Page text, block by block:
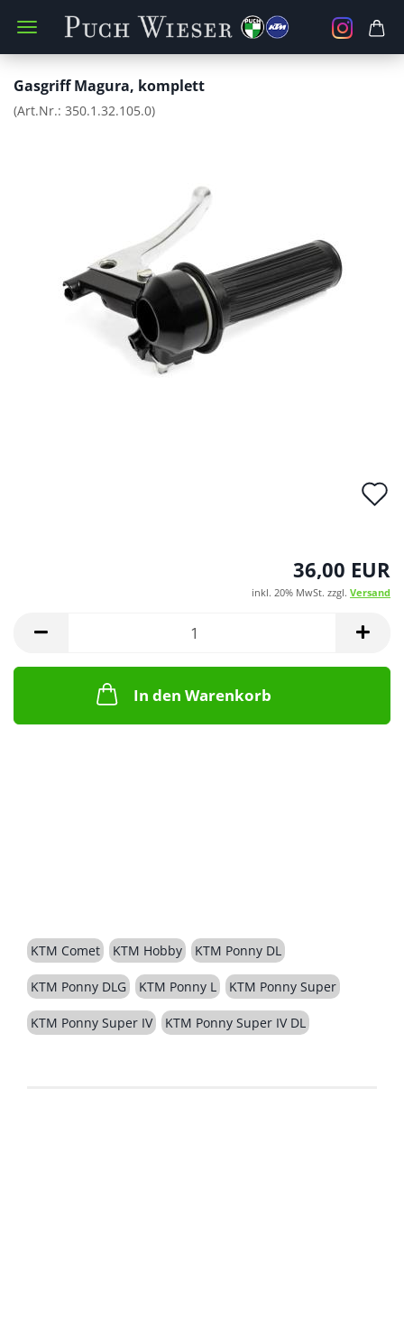
Gasgriff Magura, komplett
(Art.Nr.: 350.1.32.105.0)
36,00 EUR
inkl. 20% MwSt. zzgl. Versand
In den Warenkorb
KTM Comet KTM Hobby KTM Ponny DL
KTM Ponny DLG KTM Ponny L KTM Ponny Super
KTM Ponny Super IV KTM Ponny Super IV DL